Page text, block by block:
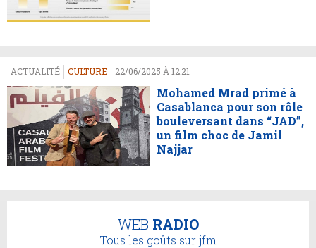
ACTUALITÉ CULTURE 22/06/2025 À 12:21
Mohamed Mrad primé à
Casablanca pour son rôle
bouleversant dans “JAD”,
un film choc de Jamil
Najjar
WEB RADIO
Tous les goûts sur jfm